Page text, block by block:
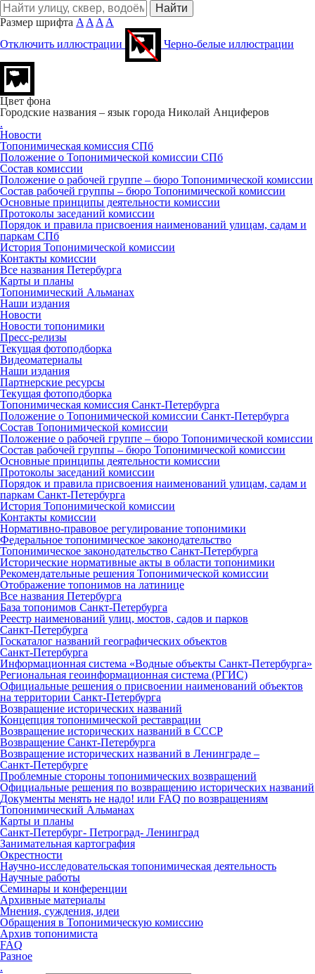
Размер шрифта A A A A
Отключить иллюстрации
Черно-белые иллюстрации
Цвет фона
Городские названия – язык города Николай Анциферов
.
Новости
Топонимическая комиссия СПб
Положение о Топонимической комиссии СПб
Состав комиссии
Положение о рабочей группе – бюро Топонимической комиссии
Состав рабочей группы – бюро Топонимической комиссии
Основные принципы деятельности комиссии
Протоколы заседаний комиссии
Порядок и правила присвоения наименований улицам, садам и
паркам СПб
История Топонимической комиссии
Контакты комиссии
Все названия Петербурга
Карты и планы
Топонимический Альманах
Наши издания
Новости
Новости топонимики
Пресс‑релизы
Текущая фотоподборка
Видеоматериалы
Наши издания
Партнерские ресурсы
Текущая фотоподборка
Топонимическая комиссия Санкт‑Петербурга
Положение о Топонимической комиссии Санкт‑Петербурга
Состав Топонимической комиссии
Положение о рабочей группе – бюро Топонимической комиссии
Состав рабочей группы – бюро Топонимической комиссии
Основные принципы деятельности комиссии
Протоколы заседаний комиссии
Порядок и правила присвоения наименований улицам, садам и
паркам Санкт‑Петербурга
История Топонимической комиссии
Контакты комиссии
Нормативно‑правовое регулирование топонимики
Федеральное топонимическое законодательство
Топонимическое законодательство Санкт‑Петербурга
Исторические нормативные акты в области топонимики
Рекомендательные решения Топонимической комиссии
Отображение топонимов на латинице
Все названия Петербурга
База топонимов Санкт‑Петербурга
Реестр наименований улиц, мостов, садов и парков
Санкт‑Петербурга
Госкаталог названий географических объектов
Санкт‑Петербурга
Информационная система «Водные объекты Санкт‑Петербурга»
Региональная геоинформационная система (РГИС)
Официальные решения о присвоении наименований объектов
на территории Санкт‑Петербурга
Возвращение исторических названий
Концепция топонимической реставрации
Возвращение исторических названий в СССР
Возвращение Санкт‑Петербурга
Возвращение исторических названий в Ленинграде –
Санкт‑Петербурге
Проблемные стороны топонимических возвращений
Официальные решения по возвращению исторических названий
Документы менять не надо! или FAQ по возвращениям
Топонимический Альманах
Карты и планы
Санкт‑Петербург‑ Петроград‑ Ленинград
Занимательная картография
Окрестности
Научно‑исследовательская топонимическая деятельность
Научные работы
Семинары и конференции
Архивные материалы
Мнения, суждения, идеи
Обращения в Топонимическую комиссию
Архив топонимиста
FAQ
Разное
.